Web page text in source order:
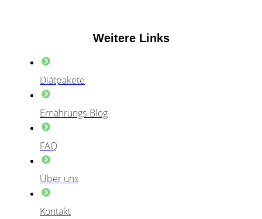
Weitere Links
Diätpakete
Ernährungs-Blog
FAQ
Über uns
Kontakt